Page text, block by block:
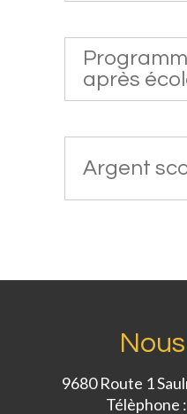
après
Argent
9680 Route 1
Télèphone